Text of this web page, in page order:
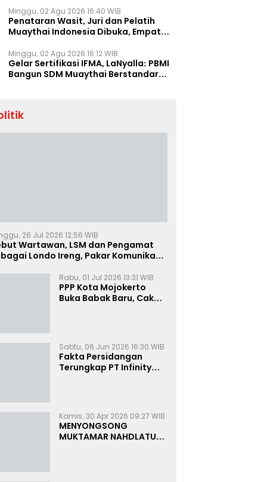
Minggu, 02 Agu 2026 16:40 WIB
Penataran Wasit, Juri dan Pelatih
Muaythai Indonesia Dibuka, Empat
Minggu, 02 Agu 2026 16:12 WIB
Gelar Sertifikasi IFMA, LaNyalla: PBMI
Bangun SDM Muaythai Berstandar
26 Jul 2026 12:56 WIB
Wartawan, LSM dan Pengamat
Londo Ireng, Pakar Komunikasi:
Rabu, 01 Jul 2026 13:31 WIB
PPP Kota Mojokerto
Buka Babak Baru, Cak
Sabtu, 06 Jun 2026 16:30 WIB
Fakta Persidangan
Terungkap PT Infinity
Kamis, 30 Apr 2026 09:27 WIB
MENYONGSONG
MUKTAMAR NAHDLATUL